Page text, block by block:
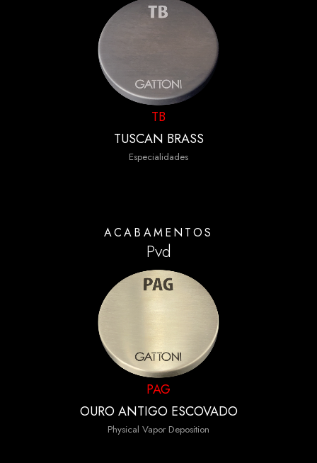
TB
TUSCAN BRASS
Especialidades
ACABAMENTOS
Pvd
PAG
OURO ANTIGO ESCOVADO
Physical Vapor Deposition